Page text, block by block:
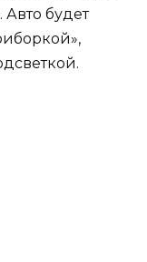
будет